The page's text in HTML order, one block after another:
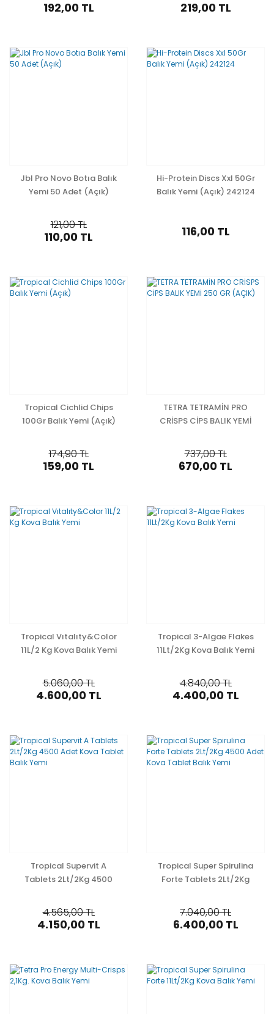
192,00 TL 219,00 TL
Jbl Pro Novo Botıa Balık
Yemi 50 Adet (Açık)
121,00 TL
110,00 TL
Hi-Protein Discs Xxl 50Gr
Balık Yemi (Açık) 242124
116,00 TL
Tropical Cichlid Chips
100Gr Balık Yemi (Açık)
174,90 TL
159,00 TL
TETRA TETRAMİN PRO
CRİSPS CİPS BALIK YEMİ
737,00 TL
670,00 TL
Tropical Vıtalıty&Color
11L/2 Kg Kova Balık Yemi
5.060,00 TL
4.600,00 TL
Tropical 3-Algae Flakes
11Lt/2Kg Kova Balık Yemi
4.840,00 TL
4.400,00 TL
Tropical Supervit A
Tablets 2Lt/2Kg 4500
Yemi
4.565,00 TL
4.150,00 TL
Tropical Super Spirulina
Forte Tablets 2Lt/2Kg
Balık Yemi
7.040,00 TL
6.400,00 TL